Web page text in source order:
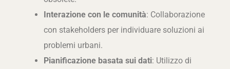
Interazione con le comunità: Collaborazione
con stakeholders per individuare soluzioni ai
problemi urbani.
Pianificazione basata sui dati: Utilizzo di